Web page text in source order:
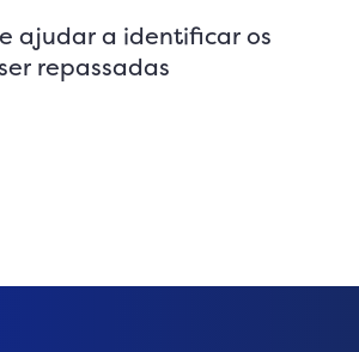
ajudar a identificar os
repassadas